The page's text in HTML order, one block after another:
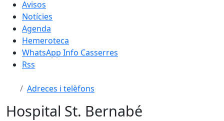
Avisos
Notícies
Agenda
Hemeroteca
WhatsApp Info Casserres
Rss
Adreces i telèfons
Hospital St. Bernabé